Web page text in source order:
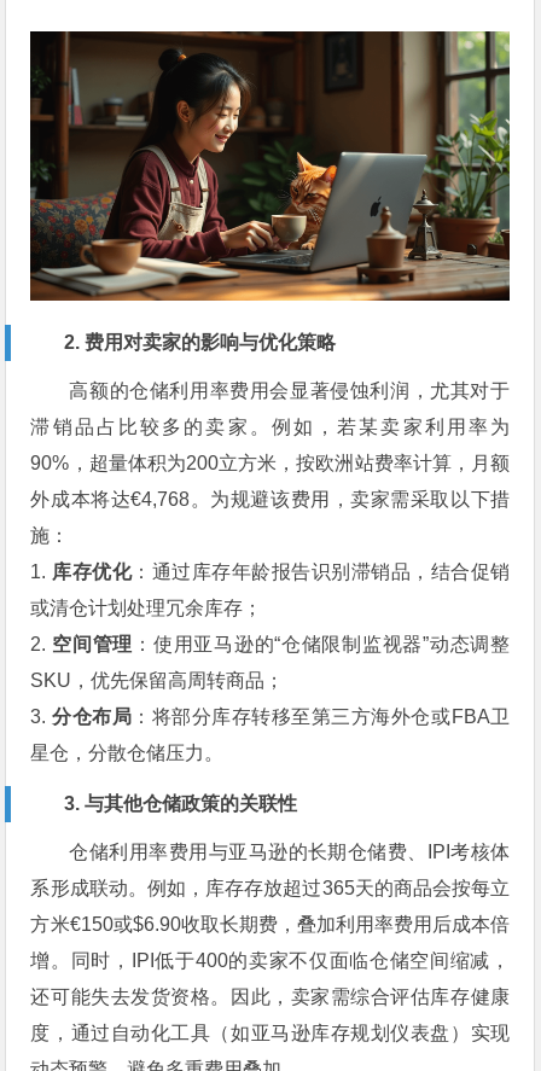
2. 费用对卖家的影响与优化策略
高额的仓储利用率费用会显著侵蚀利润，尤其对于
滞销品占比较多的卖家。例如，若某卖家利用率为
90%，超量体积为200立方米，按欧洲站费率计算，月额
外成本将达€4,768。为规避该费用，卖家需采取以下措
施：
1. 库存优化：通过库存年龄报告识别滞销品，结合促销
或清仓计划处理冗余库存；
2. 空间管理 ：使用亚马逊的“仓储限制监视器”动态调整
SKU，优先保留高周转商品；
3.分仓布局 ：将部分库存转移至第三方海外仓或FBA卫
星仓，分散仓储压力。
3. 与其他仓储政策的关联性
仓储利用率费用与亚马逊的长期仓储费、IPI考核体
系形成联动。例如，库存存放超过365天的商品会按每立
方米€150或$6.90收取长期费，叠加利用率费用后成本倍
增。同时，IPI低于400的卖家不仅面临仓储空间缩减，
还可能失去发货资格。因此，卖家需综合评估库存健康
度，通过自动化工具（如亚马逊库存规划仪表盘）实现